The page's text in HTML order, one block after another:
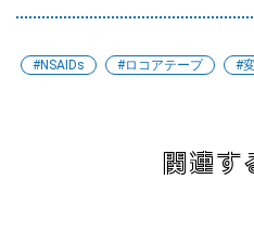
#NSAIDs #ロコアテープ #
関連す